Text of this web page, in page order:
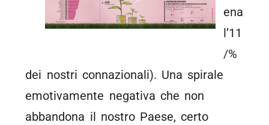
ena
l’11
/%
dei nostri connazionali). Una spirale
emotivamente negativa che non
abbandona il nostro Paese, certo